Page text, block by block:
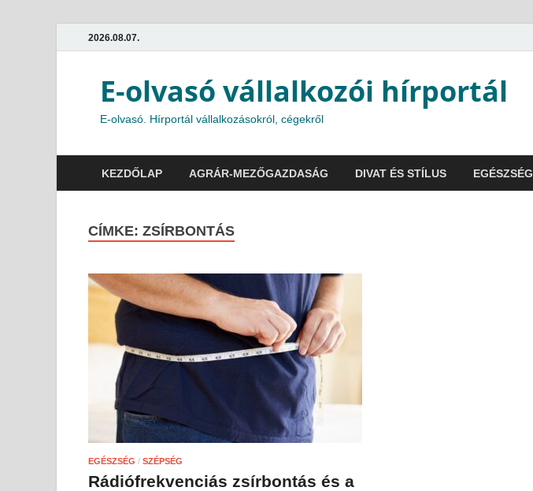
2026.08.07.
E-olvasó vállalkozói hírportál
E-olvasó. Hírportál vállalkozásokról, cégekről
KEZDŐLAP AGRÁR-MEZŐGAZDASÁG DIVAT ÉS STÍLUS EGÉSZSÉG
CÍMKE: ZSÍRBONTÁS
EGÉSZSÉG / SZÉPSÉG
Rádiófrekvenciás zsírbontás és a